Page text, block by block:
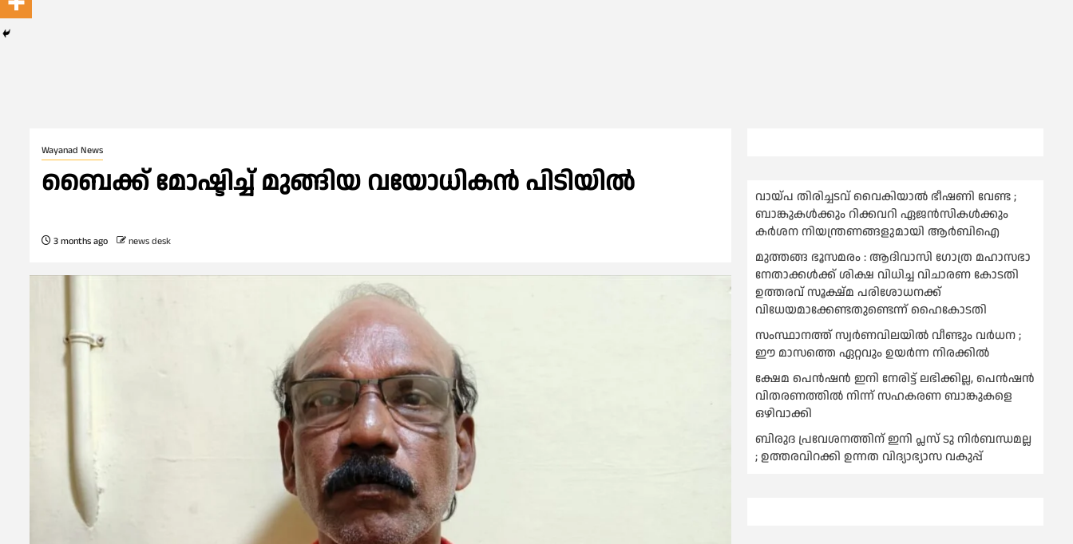
Wayanad News
ബൈക്ക് മോഷ്ടിച്ച് മുങ്ങിയ വയോധികൻ പിടിയിൽ
3 months ago news desk
വായ്പ തിരിച്ചടവ് വൈകിയാല്‍ ഭീഷണി വേണ്ട ;
ബാങ്കുകള്‍ക്കും റിക്കവറി ഏജൻസികള്‍ക്കും
കര്‍ശന നിയന്ത്രണങ്ങളുമായി ആര്‍ബിഐ
മുത്തങ്ങ ഭൂസമരം : ആദിവാസി ഗോത്ര മഹാസഭാ
നേതാക്കള്‍ക്ക് ശിക്ഷ വിധിച്ച വിചാരണ കോടതി
ഉത്തരവ് സൂക്ഷ്മ പരിശോധനക്ക്
വിധേയമാക്കേണ്ടതുണ്ടെന്ന് ഹൈകോടതി
സംസ്ഥാനത്ത് സ്വര്‍ണവിലയില്‍ വീണ്ടും വര്‍ധന ;
ഈ മാസത്തെ ഏറ്റവും ഉയര്‍ന്ന നിരക്കില്‍
ക്ഷേമ പെൻഷൻ ഇനി നേരിട്ട് ലഭിക്കില്ല, പെൻഷൻ
വിതരണത്തില്‍ നിന്ന് സഹകരണ ബാങ്കുകളെ
ഒഴിവാക്കി
ബിരുദ പ്രവേശനത്തിന് ഇനി പ്ലസ് ടു നിര്‍ബന്ധമല്ല
; ഉത്തരവിറക്കി ഉന്നത വിദ്യാഭ്യാസ വകുപ്പ്